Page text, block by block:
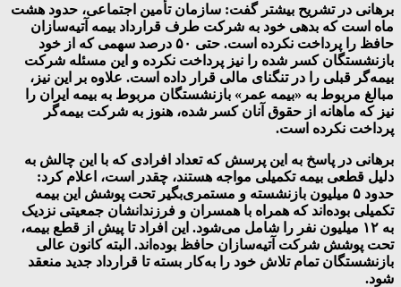
برهانی در تشریح بیشتر گفت: سازمان تأمین اجتماعی، حدود هشت
ماه است که بدهی خود به شرکت طرف قرارداد بیمه آتیه‌سازان
حافظ را پرداخت نکرده است. حتی ۵۰ درصد سهمی که از خود
بازنشستگان کسر شده را نیز پرداخت نکرده و این مسئله شرکت
بیمه‌گر قبلی را در تنگنای مالی قرار داده است. علاوه بر این نیز،
مبالغ مربوط به «بیمه عمر» بازنشستگان مربوط به بیمه ایران را
نیز که ماهانه از حقوق آنان کسر شده، هنوز به شرکت بیمه‌گر
پرداخت نکرده است.
برهانی در پاسخ به این پرسش که تعداد افرادی که با این چالش به
دلیل قطعی بیمه تکمیلی مواجه هستند، چقدر است، اعلام کرد:
حدود ۵ میلیون بازنشسته و مستمری‌بگیر تحت پوشش این بیمه
تکمیلی بوده‌اند که همراه با همسران و فرزندانشان جمعیتی نزدیک
به ۱۲ میلیون نفر را شامل می‌شود. این افراد تا پیش از قطع بیمه،
تحت پوشش شرکت آتیه‌سازان حافظ بوده‌اند. البته کانون عالی
بازنشستگان تمام تلاش خود را به‌کار بسته تا قرارداد جدید منعقد
شود.